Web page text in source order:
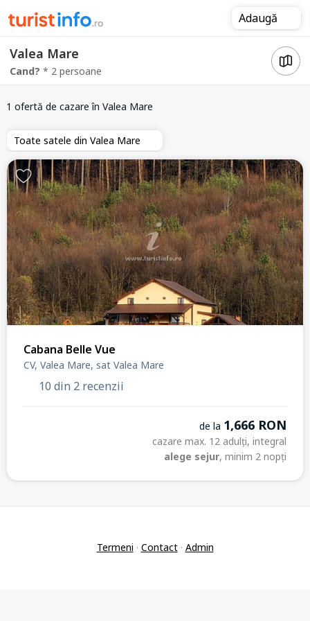
Adaugă
Valea Mare
Cand? * 2 persoane
1 ofertă de cazareîn Valea Mare
Toate satele din Valea Mare
Cabana Belle Vue
CV, Valea Mare, sat Valea Mare
10 din 2 recenzii
de la 1,666 RON
cazare max. 12 adulți, integral
alege sejur, minim 2 nopți
Termeni · Contact· Admin